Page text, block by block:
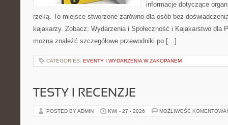
informacje dotyczące
rzeką. To miejsce stworzone zarówno dla osób bez
kajakarzy. Zobacz: Wydarzenia i Społeczność i Kajakarstwo dla
można znaleźć szczegółowe przewodniki po […]
CATEGORIES: EVENTY I WYDARZENIA W ZAKOPANEM
TESTY I RECENZJE
POSTED BY ADMIN KWI - 27 - 2026 MOŻLIWOŚĆ